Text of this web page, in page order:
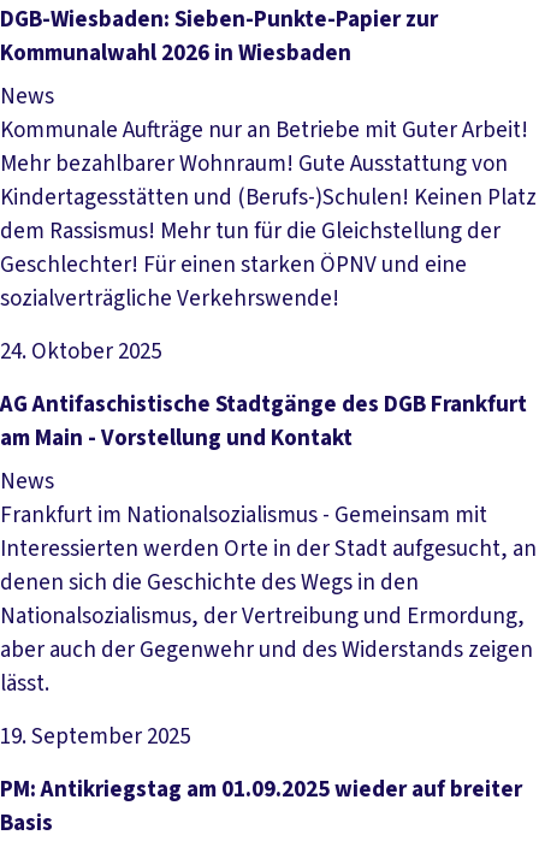
Artikel lesen
DGB-Wiesbaden: Sieben-Punkte-Papier zur
Kommunalwahl 2026 in Wiesbaden
News
Kommunale Aufträge nur an Betriebe mit Guter Arbeit!
Mehr bezahlbarer Wohnraum! Gute Ausstattung von
Kindertagesstätten und (Berufs-)Schulen! Keinen Platz
dem Rassismus! Mehr tun für die Gleichstellung der
Geschlechter! Für einen starken ÖPNV und eine
sozialverträgliche Verkehrswende!
24. Oktober 2025
Artikel lesen
AG Antifaschistische Stadtgänge des DGB Frankfurt
am Main - Vorstellung und Kontakt
News
Frankfurt im Nationalsozialismus - Gemeinsam mit
Interessierten werden Orte in der Stadt aufgesucht, an
denen sich die Geschichte des Wegs in den
Nationalsozialismus, der Vertreibung und Ermordung,
aber auch der Gegenwehr und des Widerstands zeigen
lässt.
19. September 2025
Artikel lesen
PM: Antikriegstag am 01.09.2025 wieder auf breiter
Basis